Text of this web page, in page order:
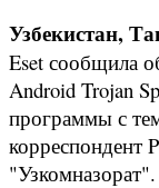
Узбекистан,
Eset сообщила
Android Trojan
программы с
корреспондент
"Узкомназорат".